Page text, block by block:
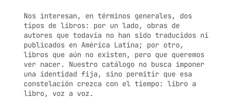
Nos interesan, en términos generales, dos
tipos de libros: por un lado, obras de
autores que todavía no han sido traducidos ni
publicados en América Latina; por otro,
libros que aún no existen, pero que queremos
ver nacer. Nuestro catálogo no busca imponer
una identidad fija, sino permitir que esa
constelación crezca con el tiempo: libro a
libro, voz a voz.